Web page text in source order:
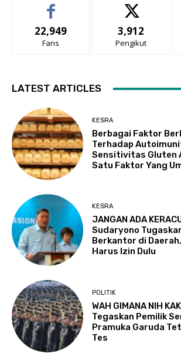
22,949
Fans
3,912
Pengikut
LATEST ARTICLES
KESRA
Berbagai Faktor
Terhadap
Sensitivitas Gluten
Satu Faktor Yang
KESRA
JANGAN ADA
Sudaryono
Berkantor di
Harus Izin Dulu
POLITIK
WAH GIMANA NIH
Tegaskan Pemilik
Pramuka Garuda
Tes